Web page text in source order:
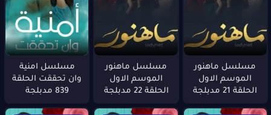
مسلسل ماهنور
الموسم الاول
الحلقة 21 مدبلجة
مسلسل ماهنور
الموسم الاول
الحلقة 22 مدبلجة
مسلسل امنية
وان تحققت الحلقة
839 مدبلجة